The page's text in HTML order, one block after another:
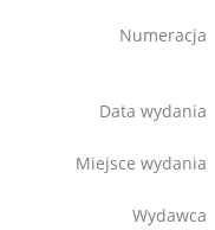
Numeracja
Data wydania
Miejsce wydania
Wydawca